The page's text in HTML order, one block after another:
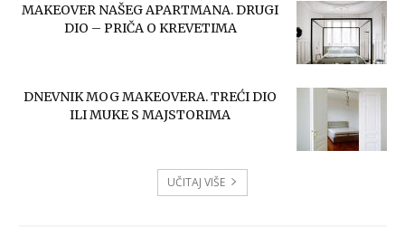
MAKEOVER NAŠEG APARTMANA. DRUGI
DIO – PRIČA O KREVETIMA
DNEVNIK MOG MAKEOVERA. TREĆI DIO
ILI MUKE S MAJSTORIMA
UČITAJ VIŠE